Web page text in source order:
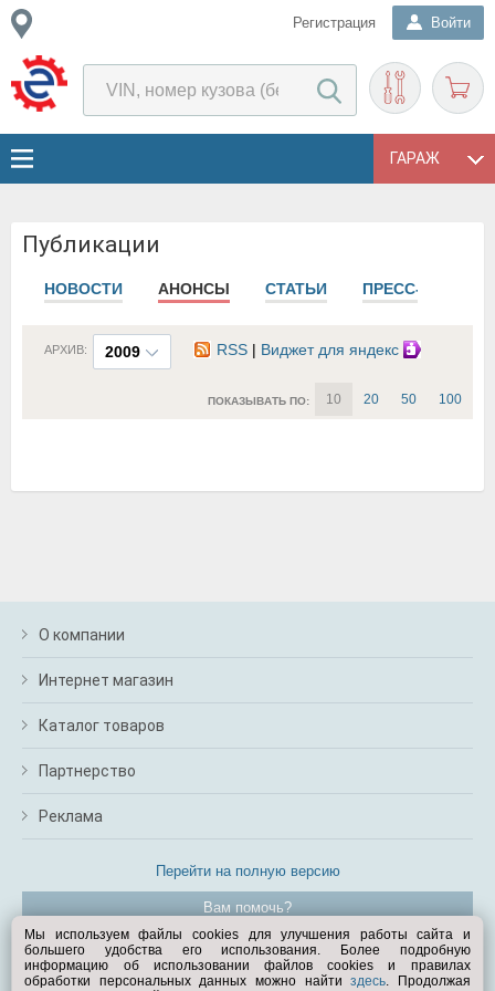
Регистрация Войти
ГАРАЖ
Публикации
НОВОСТИ АНОНСЫ СТАТЬИ ПРЕСС-РЕЛИЗЫ
2009
АРХИВ: RSS | Виджет для яндекс
ПОКАЗЫВАТЬ ПО: 10 20 50 100
О компании
Интернет магазин
Каталог товаров
Партнерство
Реклама
Перейти на полную версию
Вам помочь?
© Exist.ru 1998—2026
Мы используем файлы cookies для улучшения работы сайта и
большего удобства его использования. Более подробную
информацию об использовании файлов cookies и правилах
обработки персональных данных можно найтиздесь. Продолжая